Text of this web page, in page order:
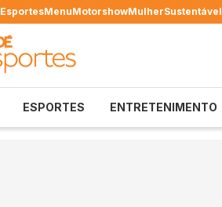
EsportesMenuMotorshowMulherSustentável
ESPORTES ENTRETENIMENTO